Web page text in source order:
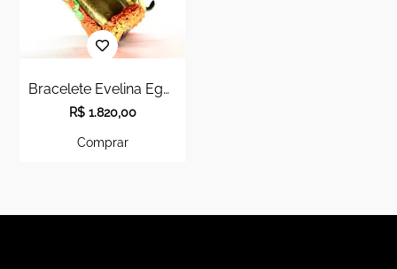
Bracelete Evelina Egedy
R$1.820,00
Comprar